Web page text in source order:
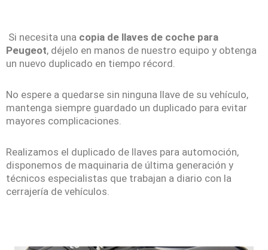
Si necesita una copia de llaves de coche para
Peugeot, déjelo en manos de nuestro equipo y obtenga
un nuevo duplicado en tiempo récord.
No espere a quedarse sin ninguna llave de su vehículo,
mantenga siempre guardado un duplicado para evitar
mayores complicaciones.
Realizamos el duplicado de llaves para automoción,
disponemos de maquinaria de última generación y
técnicos especialistas que trabajan a diario con la
cerrajería de vehículos.